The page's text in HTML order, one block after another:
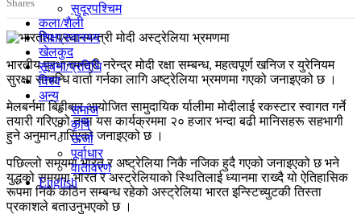
सुदूरपश्चिम
कला/शैली
शिक्षा/स्वास्थ्य
खेलकुद
सूचना/प्रविधि
विश्व
अन्य
समाज
कृषि
ऊर्जा
पूर्वाधार
वातावरण
English
Shares
भारतीय प्रधानमन्त्री नरेन्द्र मोदी रक्षा सम्बन्ध, महत्वपूर्ण खनिज र युरेनियम
सुरक्षा सम्बन्धि वार्ता गर्नका लागि अष्ट्रेलिया भ्रमणमा गएको जनाइएको छ ।
मेलबर्नमा बिहीबार आयोजित सामुदायिक र्यालीमा मोदीलाई रकस्टार स्वागत गर्ने
तयारी गरिएको तथा यस कार्यक्रममा २० हजार भन्दा बढी मानिसहरू सहभागी
हुने अनुमान गरिएको जनाइएको छ ।
पछिल्लो समयमा भारत र अष्ट्रेलिया निकै नजिक हुदै गएको जनाइएको छ भने
युद्धको समयमा भारत र अस्ट्रेलियाको स्थितिलाई ध्यानमा राख्दै यो ऐतिहासिक
रूपमा निकै कठिन सम्बन्ध रहेको अस्ट्रेलिया भारत इन्स्टिच्युटकी तिस्ता
प्रकाशले बताउनुभएको छ ।